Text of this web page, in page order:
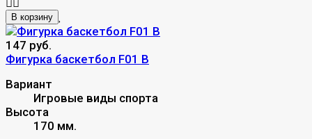
В корзину
147 руб.
Фигурка баскетбол F01 B
Вариант
Игровые виды спорта
Высота
170 мм.